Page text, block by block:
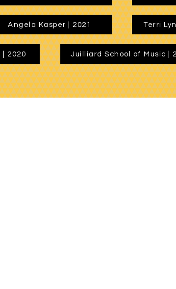
Angela Kasper | 2021 Terri
| 2020 Juilliard School of Music |